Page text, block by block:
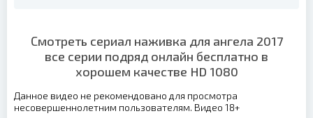
Смотреть сериал наживка для ангела 2017
все серии подряд онлайн бесплатно в
хорошем качестве HD 1080
Данное видео не рекомендовано для просмотра
несовершеннолетним пользователям. Видео 18+